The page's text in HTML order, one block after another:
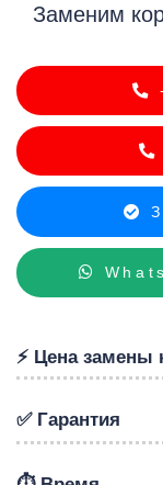
Заменим
⚡️ Цена замены
✅ Гарантия